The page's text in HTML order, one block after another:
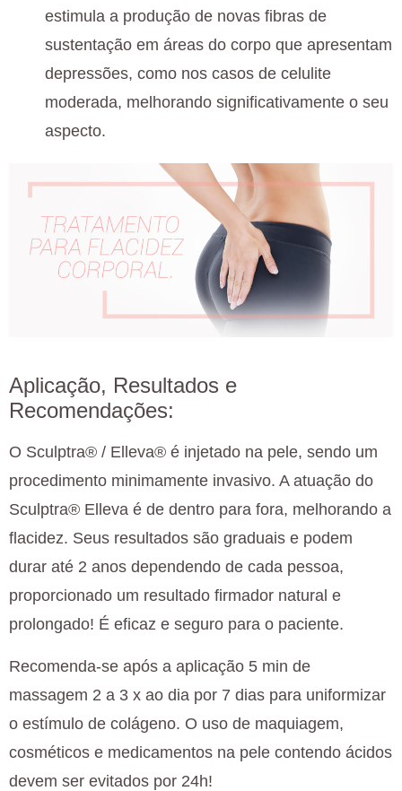
estimula a produção de novas fibras de
sustentação em áreas do corpo que apresentam
depressões, como nos casos de celulite
moderada, melhorando significativamente o seu
aspecto.
Aplicação, Resultados e
Recomendações:
O Sculptra® / Elleva® é injetado na pele, sendo um
procedimento minimamente invasivo. A atuação do
Sculptra® Elleva é de dentro para fora, melhorando a
flacidez. Seus resultados são graduais e podem
durar até 2 anos dependendo de cada pessoa,
proporcionado um resultado firmador natural e
prolongado! É eficaz e seguro para o paciente.
Recomenda-se após a aplicação 5 min de
massagem 2 a 3 x ao dia por 7 dias para uniformizar
o estímulo de colágeno. O uso de maquiagem,
cosméticos e medicamentos na pele contendo ácidos
devem ser evitados por 24h!